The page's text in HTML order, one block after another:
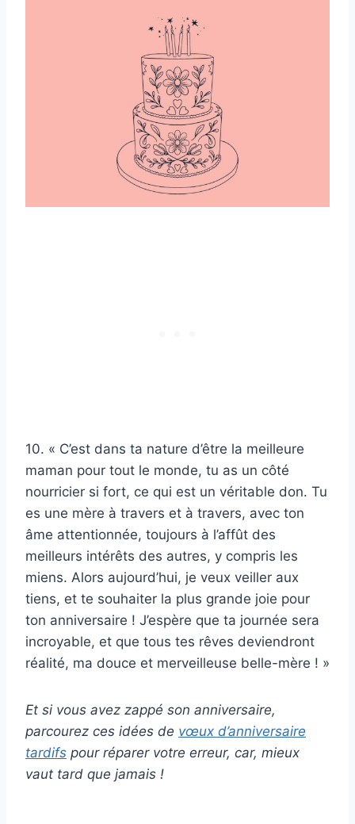
10. « C’est dans ta nature d’être la meilleure
maman pour tout le monde, tu as un côté
nourricier si fort, ce qui est un véritable don. Tu
es une mère à travers et à travers, avec ton
âme attentionnée, toujours à l’affût des
meilleurs intérêts des autres, y compris les
miens. Alors aujourd’hui, je veux veiller aux
tiens, et te souhaiter la plus grande joie pour
ton anniversaire ! J’espère que ta journée sera
incroyable, et que tous tes rêves deviendront
réalité, ma douce et merveilleuse belle-mère ! »
Et si vous avez zappé son anniversaire,
parcourez ces idées de vœux d’anniversaire
tardifs pour réparer votre erreur, car, mieux
vaut tard que jamais !